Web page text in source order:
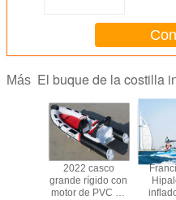
con
Más El buque de la costilla
2022 casco
grande rígido con
motor de PVC de